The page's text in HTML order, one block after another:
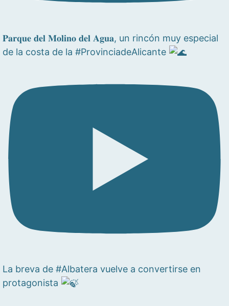
𝐏𝐚𝐫𝐪𝐮𝐞 𝐝𝐞𝐥 𝐌𝐨𝐥𝐢𝐧𝐨 𝐝𝐞𝐥 𝐀𝐠𝐮𝐚, un rincón muy especial
de la costa de la #ProvinciadeAlicante
La breva de #Albatera vuelve a convertirse en
protagonista